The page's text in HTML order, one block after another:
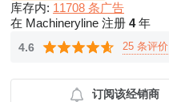
库存内: 11708 条广告
在 Machineryline 注册 4年
4.6 25 条评价
订阅该经销商